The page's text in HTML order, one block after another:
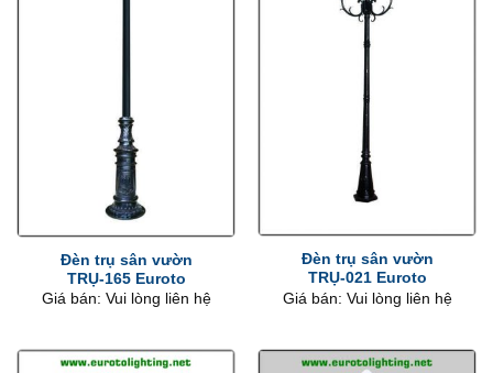
Đèn trụ sân vườn
TRỤ-165 Euroto
Giá bán: Vui lòng liên hệ
Đèn trụ sân vườn
TRỤ-021 Euroto
Giá bán: Vui lòng liên hệ